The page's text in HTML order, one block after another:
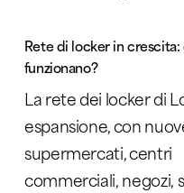
Rete di lockerin crescita:
funzionano?
La rete dei locker di
espansione, con
supermercati, centri
commerciali, negozi,